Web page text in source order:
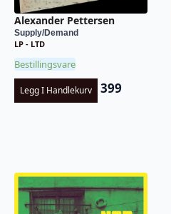
Alexander Pettersen
Supply/Demand
LP - LTD
Bestillingsvare
Legg I Handlekurv 399